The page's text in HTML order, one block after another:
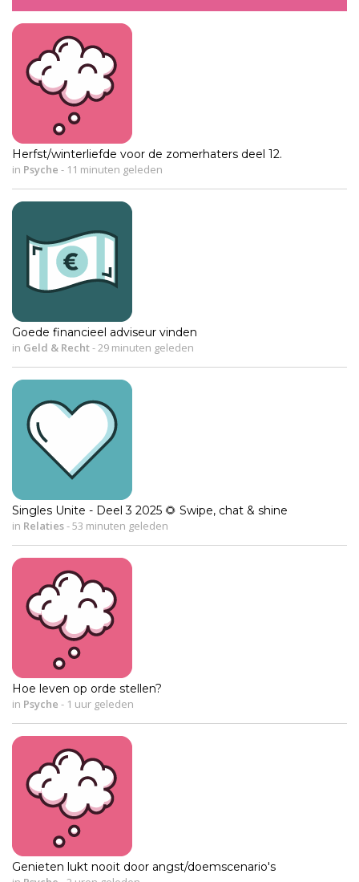
Herfst/winterliefde voor de zomerhaters deel 12.
in Psyche - 11 minuten geleden
Goede financieel adviseur vinden
in Geld & Recht-29 minuten geleden
Singles Unite - Deel 3 2025 🌻 Swipe, chat & shine
in Relaties-53 minuten geleden
Hoe leven op orde stellen?
in Psyche - 1 uur geleden
Genieten lukt nooit door angst/doemscenario's